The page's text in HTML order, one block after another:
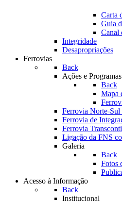
Carta
Guia
Canal
Integridade
Desapropriações
Ferrovias
Back
Ações e Programas
Back
Mapa
Ferrovia Norte-
Ferrovia de
Ferrovia
Ligação da FNS
Galeria
Back
Fotos
Acesso à Informação
Back
Institucional